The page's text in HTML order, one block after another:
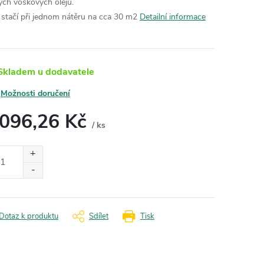
při jednom nátěru na cca 30 m2 Detailní informace
u dodavatele
Možnosti doručení
Kč / ks
Tisk
Dotaz k produktu Sdílet